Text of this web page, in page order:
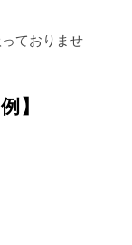
ておりませ
】